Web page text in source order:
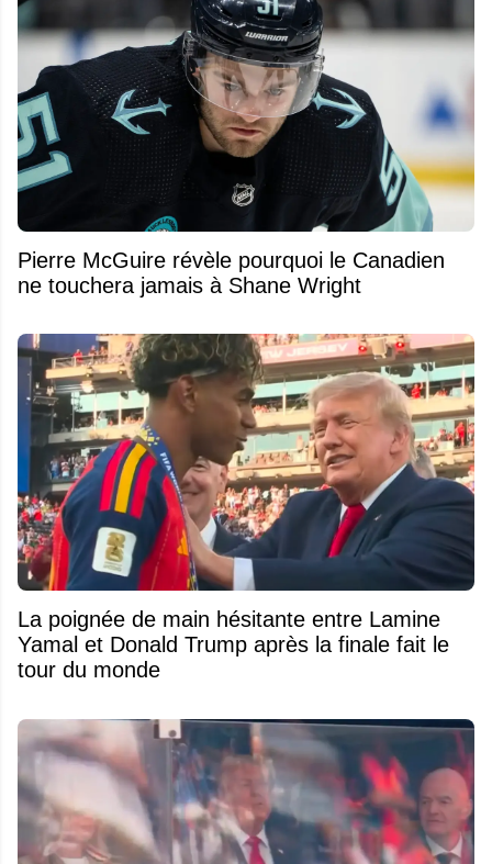
Pierre McGuire révèle pourquoi le Canadien
ne touchera jamais à Shane Wright
La poignée de main hésitante entre Lamine
Yamal et Donald Trump après la finale fait le
tour du monde